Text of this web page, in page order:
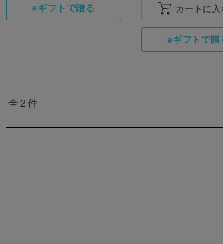
カートに入
全 2 件